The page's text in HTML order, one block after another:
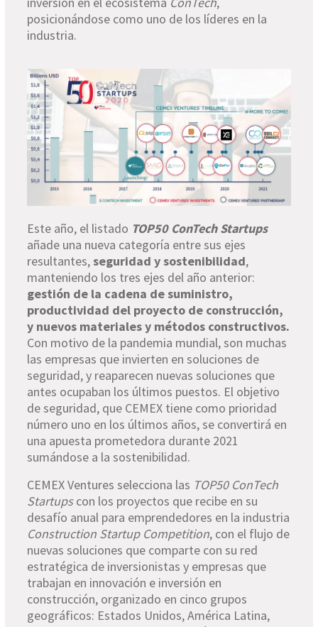
posicionándose como uno de los líderes en la
industria.
Este año, el listado TOP50 ConTech Startups
añade una nueva categoría entre sus ejes
resultantes,seguridad y sostenibilidad,
manteniendo los tres ejes del año anterior:
gestión de la cadena de suministro,
productividad del proyecto de construcción,
y nuevos materiales y métodos constructivos.
Con motivo de la pandemia mundial, son muchas
las empresas que invierten en soluciones de
seguridad, y reaparecen nuevas soluciones que
antes ocupaban los últimos puestos. El objetivo
de seguridad, que CEMEX tiene como prioridad
número uno en los últimos años, se convertirá en
una apuesta prometedora durante 2021
sumándose a la sostenibilidad.
CEMEX Ventures selecciona las TOP50 ConTech
Startupscon los proyectos que recibe en su
desafío anual para emprendedores en la industria
Construction Startup Competition, con el flujo de
nuevas soluciones que comparte con su red
estratégica de inversionistas y empresas que
trabajan en innovación e inversión en
construcción, organizado en cinco grupos
geográficos: Estados Unidos, América Latina,